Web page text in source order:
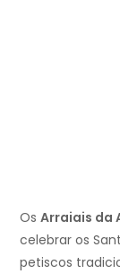
Os Arraiais da
celebrar os
petiscos